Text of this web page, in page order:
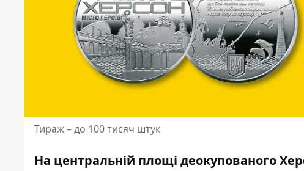
Тираж – до 100 тисяч штук
На центральній площі деокупованого